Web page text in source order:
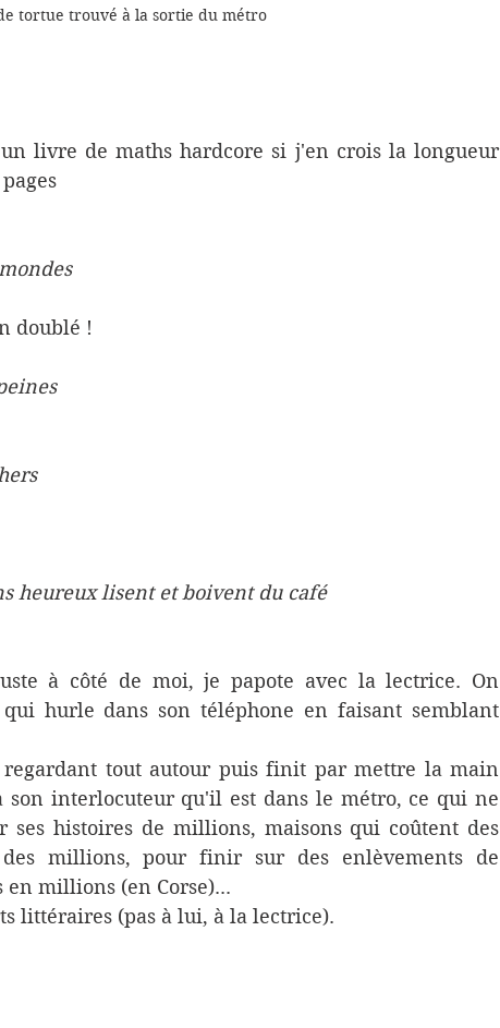
tortue trouvé à la sortie du métro
livre de maths hardcore si j'en crois la longueur
doublé !
heureux lisent et boivent du café
à côté de moi, je papote avec la lectrice. On
hurle dans son téléphone en faisant semblant
tout autour puis finit par mettre la main
son interlocuteur qu'il est dans le métro, ce qui ne
ses histoires de millions, maisons qui coûtent des
millions, pour finir sur des enlèvements de
millions (en Corse)...
littéraires (pas à lui, à la lectrice).